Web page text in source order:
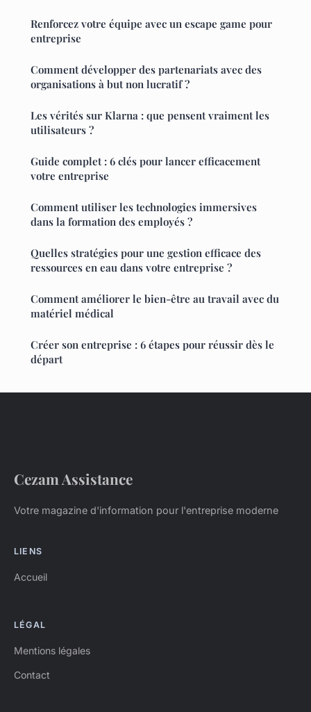
Renforcez votre équipe avec un escape game pour
entreprise
Comment développer des partenariats avec des
organisations à but non lucratif ?
Les vérités sur Klarna : que pensent vraiment les
utilisateurs ?
Guide complet : 6 clés pour lancer efficacement
votre entreprise
Comment utiliser les technologies immersives
dans la formation des employés ?
Quelles stratégies pour une gestion efficace des
ressources en eau dans votre entreprise ?
Comment améliorer le bien-être au travail avec du
matériel médical
Créer son entreprise : 6 étapes pour réussir dès le
départ
Cezam Assistance
Votre magazine d'information pour l'entreprise moderne
LIENS
Accueil
LÉGAL
Mentions légales
Contact